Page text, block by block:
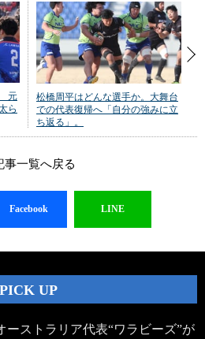
元
ら
松橋周平はどんな選手か。大舞台
での代表復帰へ「自分の強みに立
ち返る」。
事一覧へ戻る
Facebook LINE
PICK UP
ーストラリア代表“ワラビーズ”が